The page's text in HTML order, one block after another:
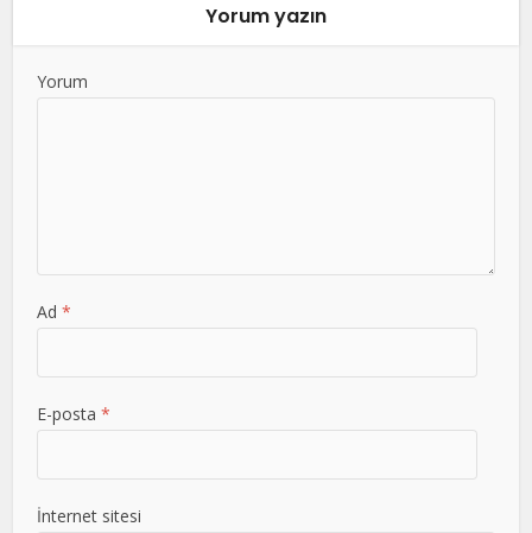
Yorum yazın
Yorum
Ad*
E-posta*
İnternet sitesi